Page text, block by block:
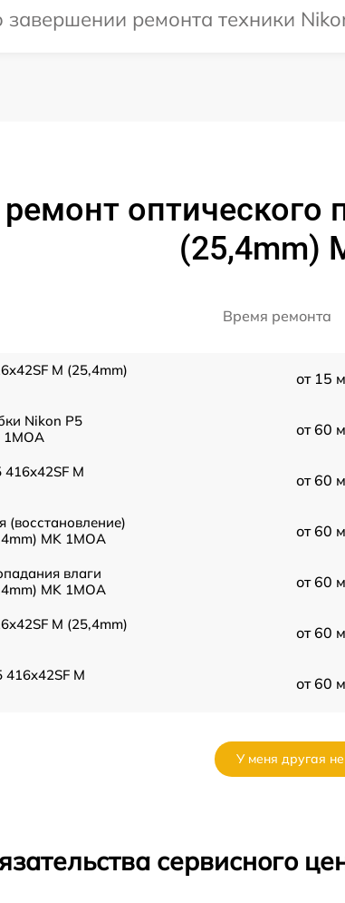
ремонта техники
оптического
(25,4mm)
Время ремонта
M (25,4mm)
от 15
Nikon P5
1MOA
от 60
M
от 60
(восстановление)
MK 1MOA
от 60
влаги
MK 1MOA
от 60
M (25,4mm)
от 60
M
от 60
У меня другая
сервисного